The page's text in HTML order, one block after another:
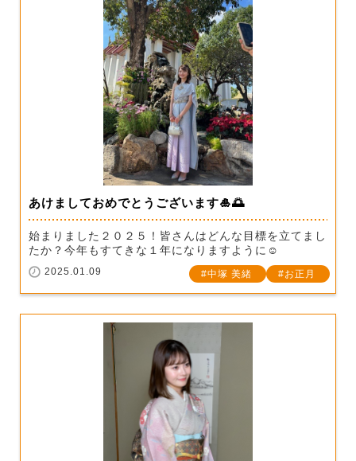
あけましておめでとうございます🎍🌅
始まりました２０２５！皆さんはどんな目標を立てまし
たか？今年もすてきな１年になりますように☺
2025.01.09 中塚 美緒 お正月